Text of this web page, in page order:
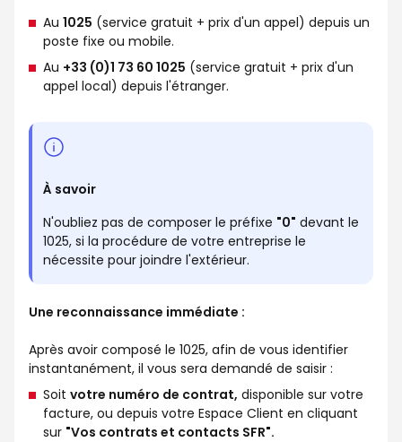
Au 1025 (service gratuit + prix d'un appel) depuis un
poste fixe ou mobile.
Au +33 (0)1 73 60 1025 (service gratuit + prix d'un
appel local) depuis l'étranger.
À savoir
N'oubliez pas de composer le préfixe "0" devant le
1025, si la procédure de votre entreprise le
nécessite pour joindre l'extérieur.
Une reconnaissance immédiate :
Après avoir composé le 1025, afin de vous identifier
instantanément, il vous sera demandé de saisir :
Soit votre numéro de contrat, disponible sur votre
facture, ou depuis votre Espace Client en cliquant
sur "Vos contrats et contacts SFR".